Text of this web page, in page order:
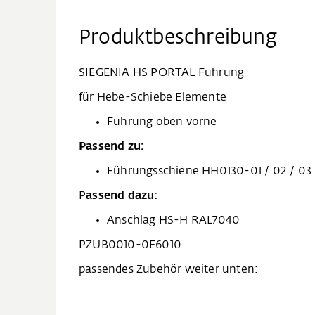
Produktbeschreibung
SIEGENIA HS PORTAL Führung
für Hebe-Schiebe Elemente
Führung oben vorne
Passend zu:
Führungsschiene HH0130-01 / 02 /
Passend dazu:
Anschlag HS-H RAL7040
PZUB0010-0E6010
passendes Zubehör weiter unten: